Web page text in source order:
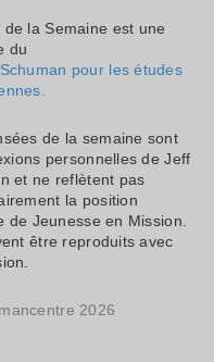
de la Semaine est une
du
pour les études
de la semaine sont
personnelles de Jeff
et ne reflètent pas
la position
de Jeunesse en Mission.
être reproduits avec
2026